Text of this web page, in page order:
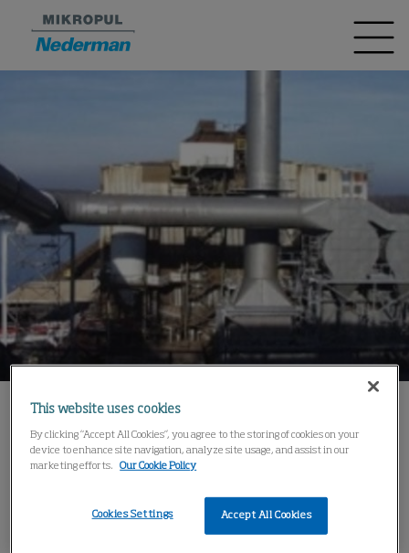
Skimmer sind modifizierte Zyklone für hohe
This website uses cookies
By clicking “Accept All Cookies”, you agree to the storing of cookies on your
device to enhance site navigation, analyze site usage, and assist in our
marketing efforts. Our Cookie Policy
Accept All Cookies
Cookies Settings